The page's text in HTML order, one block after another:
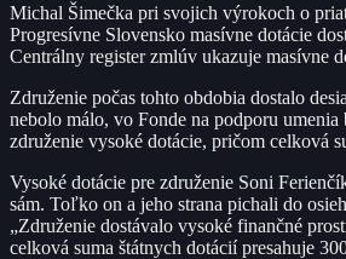
Michal Šimečka pri svojich výrokoch o
Progresívne Slovensko masívne dotácie
Centrálny register zmlúv ukazuje masívne
Združenie počas tohto obdobia dostalo
nebolo málo, vo Fonde na podporu
združenie vysoké dotácie, pričom celková
Vysoké dotácie pre združenie Soni
sám. Toľko on a jeho strana pichali do
„Združenie dostávalo vysoké finančné
celková suma štátnych dotácií presahuje